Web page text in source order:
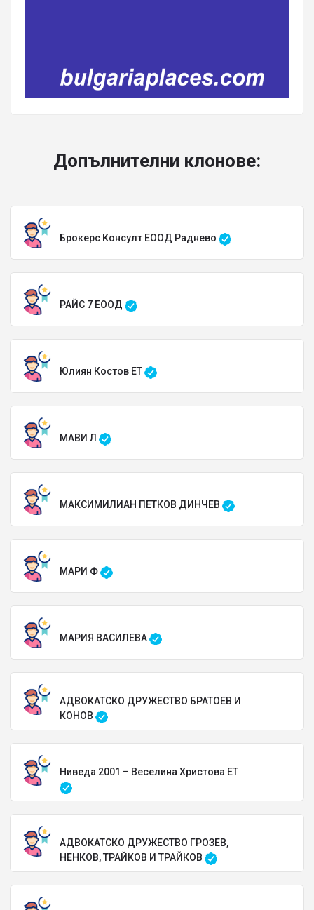
Допълнителни клонове:
Брокерс Консулт ЕООД Раднево
РАЙС 7 ЕООД
Юлиян Костов ЕТ
МАВИ Л
МАКСИМИЛИАН ПЕТКОВ ДИНЧЕВ
МАРИ Ф
МАРИЯ ВАСИЛЕВА
АДВОКАТСКО ДРУЖЕСТВО БРАТОЕВ И
КОНОВ
Ниведа 2001 – Веселина Христова ЕТ
АДВОКАТСКО ДРУЖЕСТВО ГРОЗЕВ,
НЕНКОВ, ТРАЙКОВ И ТРАЙКОВ